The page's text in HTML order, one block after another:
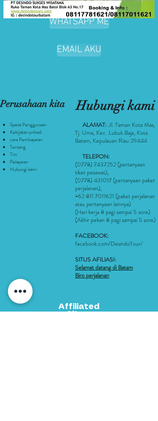
WHATSAPP ME
EMAIL AKU
Hubungi kami
Perusahaan kita
ALAMAT: Jl. Taman Kota Mas,
Tj. Uma, Kec. Lubuk Baja, Kota
Batam, Kepulauan Riau 29444
TELEPON:
(0778) 7437252(pertanyaan
tiket pesawat),
(0778) 431017(pertanyaan paket
perjalanan),
+62 811 7011621 (paket perjalanan
atau pertanyaan lainnya)
(Hari kerja 8 pagi sampai 5 sore)
(Akhir pekan 8 pagi sampai 5 sore)
FACEBOOK:
facebook.com/DesindoTour/
SITUS AFILIASI:
Selamat datang di Batam
Biro perjalanan
Syarat Penggunaan
Kebijakan pribadi
cara Pembayaran
Tentang
Tim
Pelayaran
Hubungi kami
Affiliated